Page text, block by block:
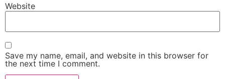
Website
Save my name, email, and website in this browser for
the next time I comment.